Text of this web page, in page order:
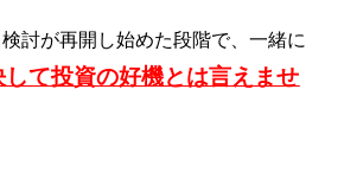
討が再開し始めた段階で、一緒に
して投資の好機とは言えませ